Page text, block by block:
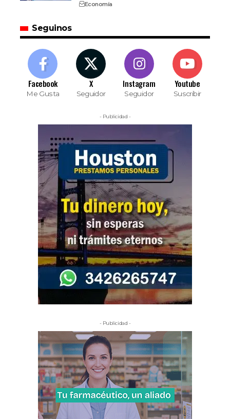
Economía
Seguinos
Facebook
Me Gusta
X
Seguidor
Instagram
Seguidor
Youtube
Suscribir
- Publicidad -
- Publicidad -